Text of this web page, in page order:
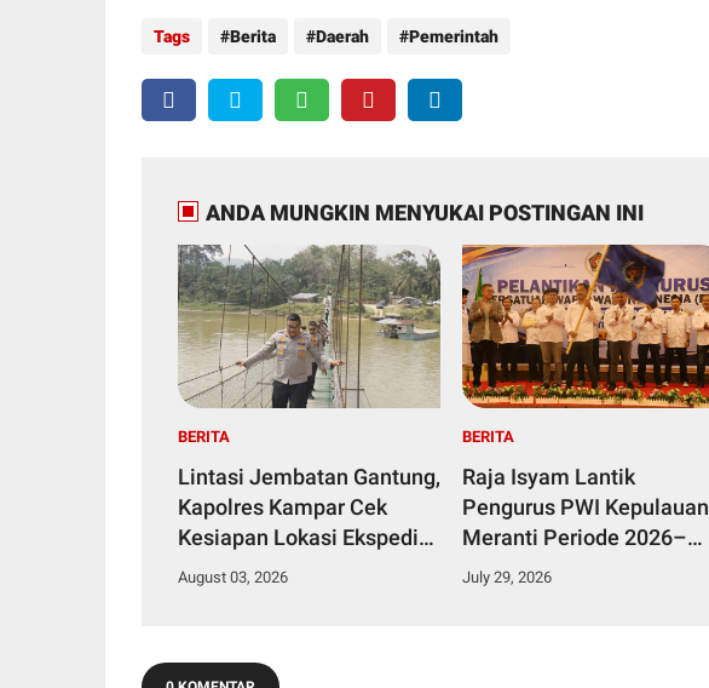
Tags Berita Daerah Pemerintah
ANDA MUNGKIN MENYUKAI POSTINGAN INI
BERITA
Lintasi Jembatan Gantung,
Kapolres Kampar Cek
Kesiapan Lokasi Ekspedisi
Merah Putih Presisi
August 03, 2026
BERITA
Raja Isyam Lantik
Pengurus PWI Kepulauan
Meranti Periode 2026–
2029
July 29, 2026